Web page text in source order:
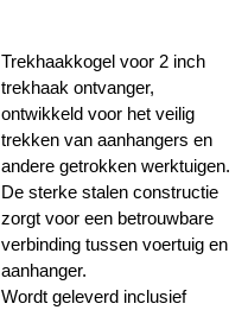
Trekhaakkogel voor 2 inch
trekhaak ontvanger,
ontwikkeld voor het veilig
trekken van aanhangers en
andere getrokken werktuigen.
De sterke stalen constructie
zorgt voor een betrouwbare
verbinding tussen voertuig en
aanhanger.
Wordt geleverd inclusief